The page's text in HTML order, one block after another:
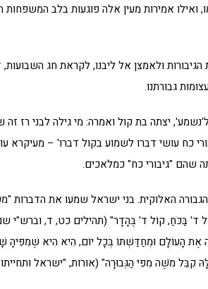
ואילו אמירות מעין אלה פוגעות בלב
ולאמצן אל ליבנו, לקראת חג השבועות,
גבורתנו.
יצתה בת קול ואמרה: מי גילה לבני רז
כח עושי דברו לשמוע בקול דברו' – מעיקרא
שהם "גיבורי כח" כמלאכים.
האלוקית. בני ישראל שמעו את הדברות
ד' בַּכֹּחַ, קוֹל ד' בֶּהָדָר" (תהילים כט, ד, וברש"י
הָעוֹלָם וּמְחַדַּשְׁתּוֹ בְּכָל יוֹם, הִיא הִיא שֶׁמִּפִּיהָ
קִבֵּל מֹשֶׁה מִפִּי הַגְּבוּרָה" (אורות, "ישראל